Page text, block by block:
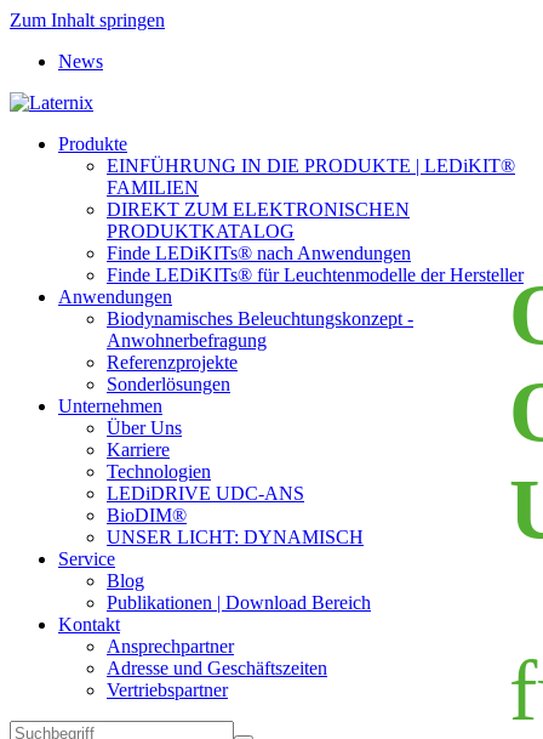
Zum Inhalt springen
News
Produkte
EINFÜHRUNG IN DIE PRODUKTE | LEDiKIT®
FAMILIEN
DIREKT ZUM ELEKTRONISCHEN
PRODUKTKATALOG
Finde LEDiKITs® nach Anwendungen
Finde LEDiKITs® für Leuchtenmodelle der Hersteller
Anwendungen
Biodynamisches Beleuchtungskonzept -
Anwohnerbefragung
Referenzprojekte
Sonderlösungen
Unternehmen
Über Uns
Karriere
Technologien
LEDiDRIVE UDC-ANS
BioDIM®
UNSER LICHT: DYNAMISCH
Service
Blog
Publikationen | Download Bereich
Kontakt
Ansprechpartner
Adresse und Geschäftszeiten
Vertriebspartner